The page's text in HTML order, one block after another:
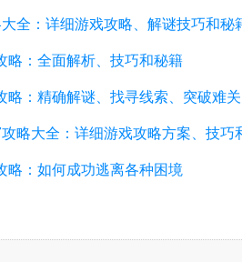
略：全面解析、技巧和秘籍
略：精确解谜、找寻线索、突破难关
略：如何成功逃离各种困境